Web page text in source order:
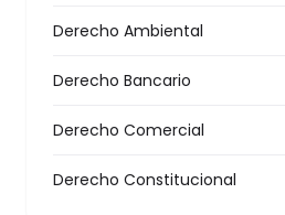
Derecho Ambiental
Derecho Bancario
Derecho Comercial
Derecho Constitucional